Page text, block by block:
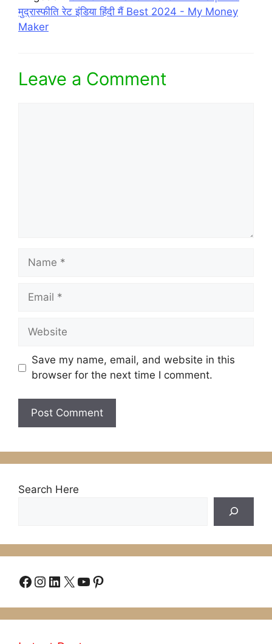
मुद्रास्फीति रेट इंडिया हिंदी मैं Best 2024 - My Money
Maker
Leave a Comment
Name
Email
Website
Save my name, email, and website in this
browser for the next time I comment.
Search Here
Facebook
Instagram
LinkedIn
X YouTube
Pinterest